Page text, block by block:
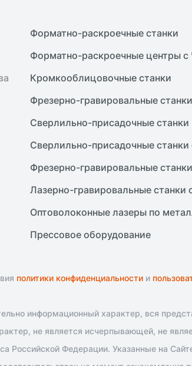
Форматно-раскроечные станки
Форматно-раскроечные центры
Кромкооблицовочные cтанки
Фрезерно-гравировальные
Сверлильно-присадочные станки
Сверлильно-присадочные
Фрезерно-гравировальные
Лазерно-гравировальные станки
Оптоволоконные лазеры по
Прессовое оборудование
политики конфиденциальности и
информационный характер, вся
не является исчерпывающей, не
Российской Федерации. Указанные на